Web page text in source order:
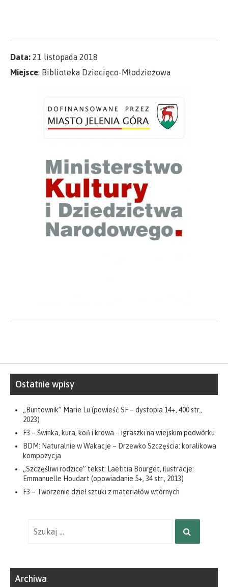
Data: 21 listopada 2018
Miejsce: Biblioteka Dziecięco-Młodzieżowa
Ostatnie wpisy
„Buntownik” Marie Lu (powieść SF – dystopia 14+, 400 str.,
2023)
F3 – Świnka, kura, koń i krowa – igraszki na wiejskim podwórku
BDM: Naturalnie w Wakacje – Drzewko Szczęścia: koralikowa
kompozycja
„Szczęśliwi rodzice” tekst: Laëtitia Bourget, ilustracje:
Emmanuelle Houdart (opowiadanie 5+, 34 str., 2013)
F3 – Tworzenie dzieł sztuki z materiałów wtórnych
SZUKAJ
Archiwa